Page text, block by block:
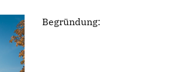
Begründung: